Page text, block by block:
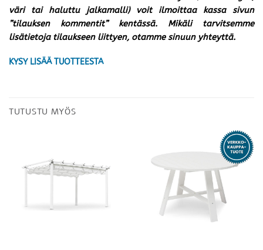
väri tai haluttu jalkamalli) voit ilmoittaa kassa sivun
”tilauksen kommentit” kentässä. Mikäli tarvitsemme
lisätietoja tilaukseen liittyen, otamme sinuun yhteyttä.
KYSY LISÄÄ TUOTTEESTA
TUTUSTU MYÖS